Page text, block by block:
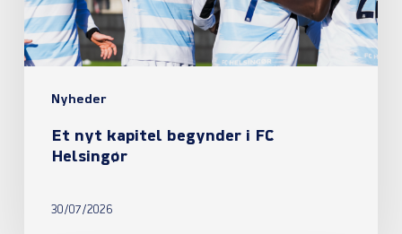
Nyheder
Helsingør
Et nyt kapitel begynder i FC
Helsingør
30/07/2026